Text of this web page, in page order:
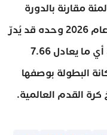
بزيادة تقارب 72 في المئة مقارنة بالدورة
السابقة، فيما تُشير التقديرات إلى أن عام 2026 وحده قد يُدرّ
عوائد مالية تناهز 8.9 مليارات دولار، أي ما يعادل 7.66
البطولة بوصفها
كرة القدم العالمية.